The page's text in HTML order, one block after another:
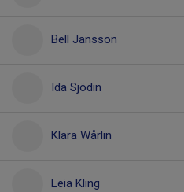
Bell Jansson
Ida Sjödin
Klara Wårlin
Leia Kling